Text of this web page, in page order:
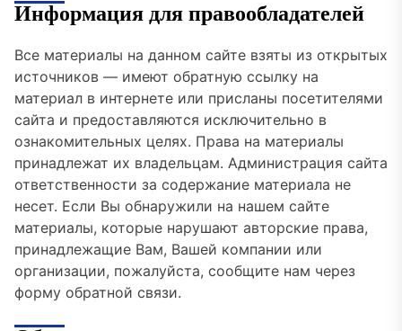
Информация для правообладателей
Все материалы на данном сайте взяты из открытых
источников — имеют обратную ссылку на
материал в интернете или присланы посетителями
сайта и предоставляются исключительно в
ознакомительных целях. Права на материалы
принадлежат их владельцам. Администрация сайта
ответственности за содержание материала не
несет. Если Вы обнаружили на нашем сайте
материалы, которые нарушают авторские права,
принадлежащие Вам, Вашей компании или
организации, пожалуйста, сообщите нам через
форму обратной связи.